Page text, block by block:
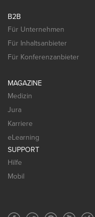
B2B
Für Unternehmen
Für Inhaltsanbieter
Für Konferenzanbieter
MAGAZINE
Medizin
Jura
Karriere
eLearning
SUPPORT
Hilfe
Mobil